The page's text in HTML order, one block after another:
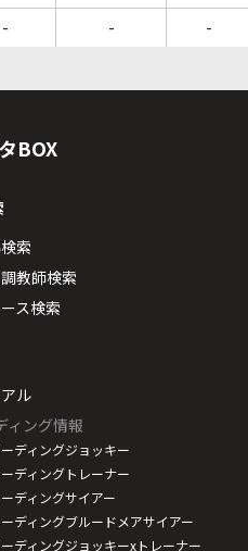
- - -
BOX
索
教師検索
ス検索
ル
ィング情報
ディングジョッキー
ディングトレーナー
ディングサイアー
ディングブルードメアサイアー
ディングジョッキーxトレーナー